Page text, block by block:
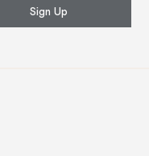
Sign Up